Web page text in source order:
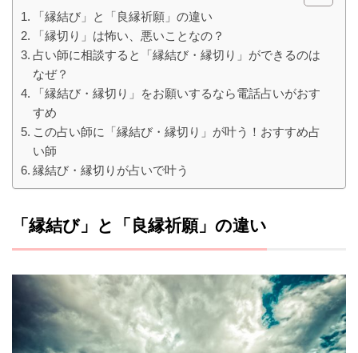
「縁結び」と「良縁祈願」の違い
「縁切り」は怖い、悪いことなの？
占い師に相談すると「縁結び・縁切り」ができるのは
なぜ？
「縁結び・縁切り」をお願いするなら電話占いがおす
すめ
この占い師に「縁結び・縁切り」が叶う！おすすめ占
い師
縁結び・縁切りが占いで叶う
「縁結び」と「良縁祈願」の違い